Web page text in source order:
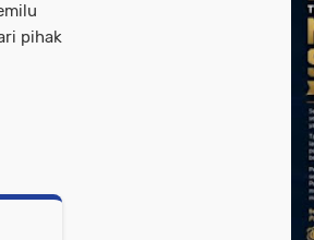
pihak